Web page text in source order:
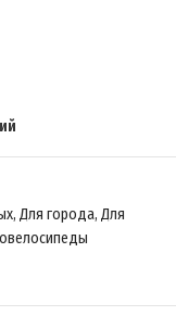
, Для города, Для